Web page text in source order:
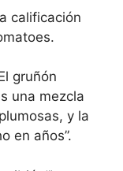
calificación
gruñón
una mezcla
y la
en años”.